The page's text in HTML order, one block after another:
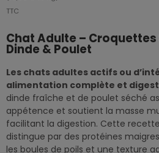
TTC
Chat Adulte – Croquettes
Dinde & Poulet
Les chats adultes actifs ou
alimentation complète et
dinde fraîche et de poulet séché
appétence et soutient la masse
facilitant la digestion. Cette
distingue par des protéines
les boules de poils et une texture